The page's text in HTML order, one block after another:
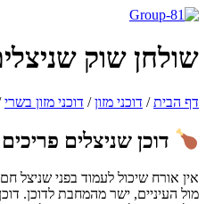
שוק שניצלים
הבית/דוכני מזון/דוכני מזון בשרי/
דוכן שניצלים פריכים
אורח שיכול לעמוד בפני שניצל חם,
העיניים, ישר מהמחבת לדוכן. דוכן